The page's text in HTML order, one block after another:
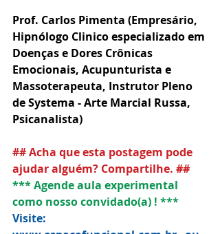
Prof. Carlos Pimenta (Empresário,
Hipnólogo Clinico especializado em
Doenças e Dores Crônicas
Emocionais, Acupunturista e
Massoterapeuta, Instrutor Pleno
de Systema - Arte Marcial Russa,
Psicanalista)
## Acha que esta postagem pode
ajudar alguém? Compartilhe. ##
*** Agende aula experimental
como nosso convidado(a) ! ***
Visite: